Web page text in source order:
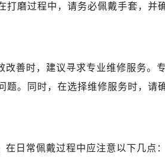
磨过程中，请务必佩戴手套，并
改善时，建议寻求专业维修服务。
。同时，在选择维修服务时，请
日常佩戴过程中应注意以下几点：